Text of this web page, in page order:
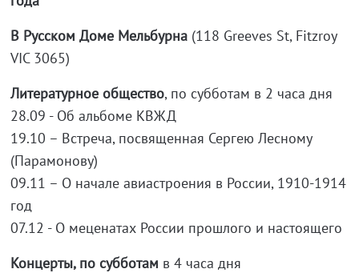
В Русском Доме Мельбурна(118 Greeves St, Fitzroy
VIC 3065)
Литературное общество, по субботам в 2 часа дня
28.09 - Об альбоме КВЖД
19.10 – Встреча, посвященная Сергею Лесному
(Парамонову)
09.11 – О начале авиастроения в России, 1910-1914
год
07.12 - О меценатах России прошлого и настоящего
Концерты, по субботам в 4 часа дня